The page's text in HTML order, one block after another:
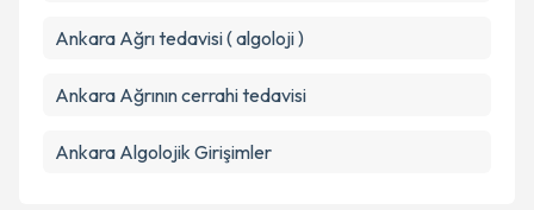
Ankara Ağrı tedavisi ( algoloji )
Ankara Ağrının cerrahi tedavisi
Ankara Algolojik Girişimler